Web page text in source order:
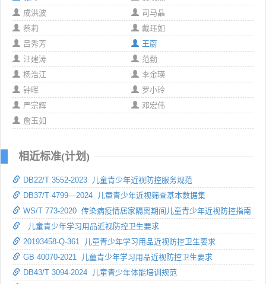
成洪波
司马晶
蔡莉
戴珏如
吕秀芳
王蔚
汪建涛
范勤
杨浩江
李金瑛
钟晖
罗小玲
严宗辉
邓宏伟
詹玉如
相近标准(计划)
DB22/T 3552-2023 儿童青少年近视防控服务规范
DB37/T 4799—2024 儿童青少年近视筛查基本数据集
WS/T 773-2020 传染病疫情居家隔离期间儿童青少年近视防控指南
儿童青少年学习用品近视防控卫生要求
20193458-Q-361 儿童青少年学习用品近视防控卫生要求
GB 40070-2021 儿童青少年学习用品近视防控卫生要求
DB43/T 3094-2024 儿童青少年体能培训规范